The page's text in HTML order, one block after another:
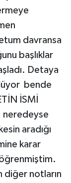
davransa
başlıklar
Detaya
bende
İSMİ
neredeyse
aradığı
karar
diğer notların